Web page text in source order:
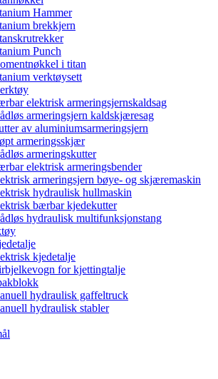
Hammer
brekkjern
Punch
i titan
verktøysett
elektrisk armeringsjernskaldsag
armeringsjern kaldskjæresag
av aluminiumsarmeringsjern
armeringsskjær
armeringskutter
elektrisk armeringsbender
armeringsjern bøye- og skjæremaskin
hydraulisk hullmaskin
bærbar kjedekutter
hydraulisk multifunksjonstang
kjedetalje
for kjettingtalje
hydraulisk gaffeltruck
hydraulisk stabler